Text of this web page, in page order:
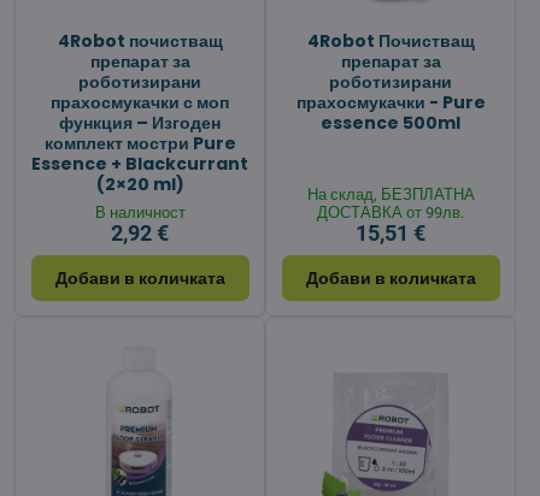
4Robot почистващ
препарат за
роботизирани
прахосмукачки с моп
функция – Изгоден
комплект мостри Pure
Essence + Blackcurrant
(2×20 ml)
В наличност
2,92 €
Добави в количката
4Robot Почистващ
препарат за
роботизирани
прахосмукачки - Pure
essence 500ml
На склад, БЕЗПЛАТНА
ДОСТАВКА от 99лв.
15,51 €
Добави в количката